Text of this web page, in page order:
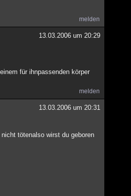
melden
13.03.2006 um 20:29
für ihnpassenden körper
melden
13.03.2006 um 20:31
tötenalso wirst du geboren